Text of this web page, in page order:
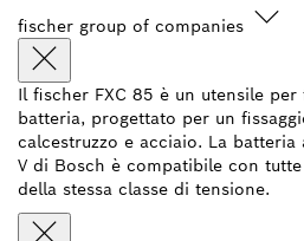
fischer group of companies
Il fischer FXC 85 è un utensile
batteria, progettato per un
calcestruzzo e acciaio. La
V di Bosch è compatibile con
della stessa classe di tensione.